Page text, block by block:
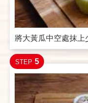
將大黃瓜中空處抹上
STEP 5